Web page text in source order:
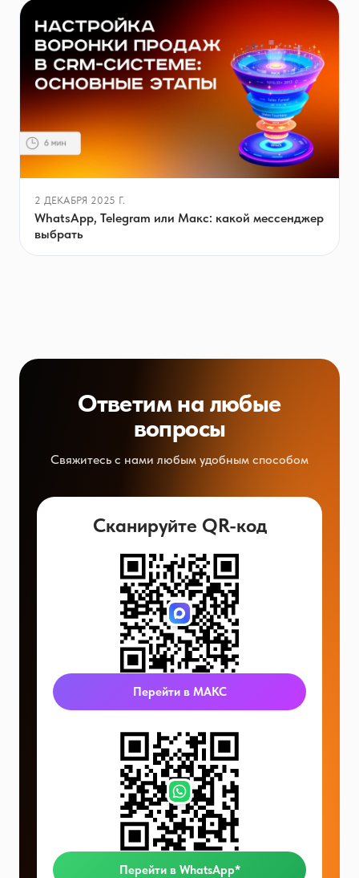
2 ДЕКАБРЯ 2025 Г.
WhatsApp, Telegram или Макс: какой мессенджер
выбрать
Ответим на любые
вопросы
Свяжитесь с нами любым удобным способом
Сканируйте QR-код
Перейти в МАКС
Перейти в WhatsApp*